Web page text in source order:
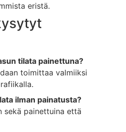
eristä.
tilata painettuna?
toimittaa valmiiksi
ilman painatusta?
sekä painettuina että